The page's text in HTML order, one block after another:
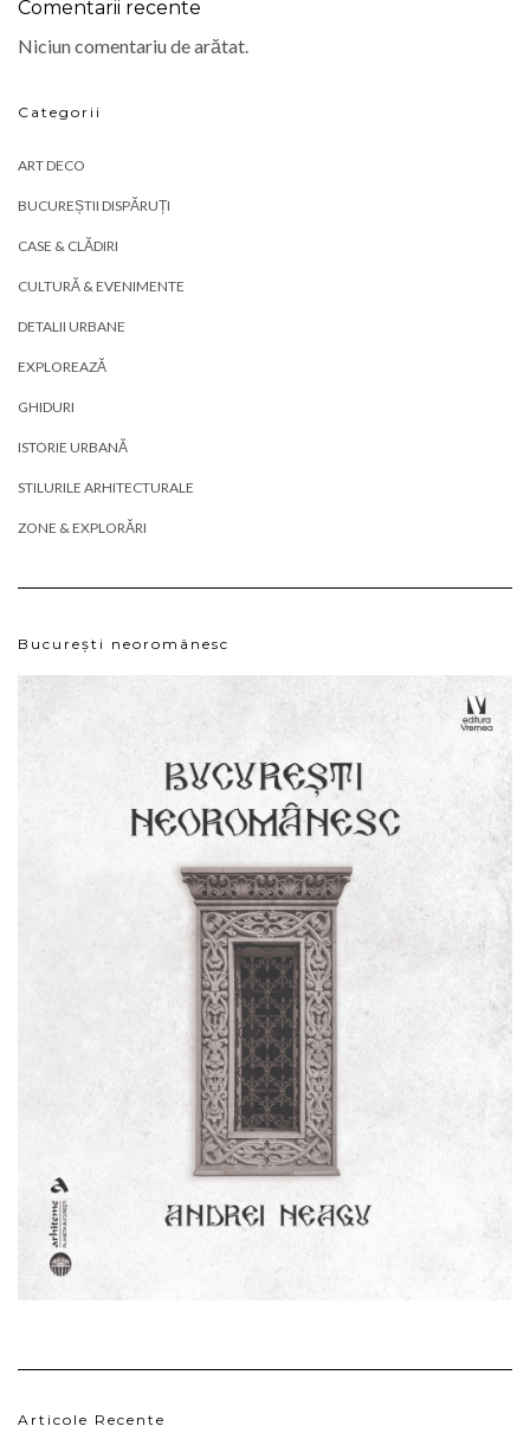
Comentarii recente
Niciun comentariu de arătat.
Categorii
ART DECO
BUCUREȘTII DISPĂRUȚI
CASE & CLĂDIRI
CULTURĂ & EVENIMENTE
DETALII URBANE
EXPLOREAZĂ
GHIDURI
ISTORIE URBANĂ
STILURILE ARHITECTURALE
ZONE & EXPLORĂRI
București neoromânesc
Articole Recente